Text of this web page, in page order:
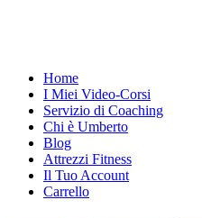
Home
I Miei Video-Corsi
Servizio di Coaching
Chi è Umberto
Blog
Attrezzi Fitness
Il Tuo Account
Carrello